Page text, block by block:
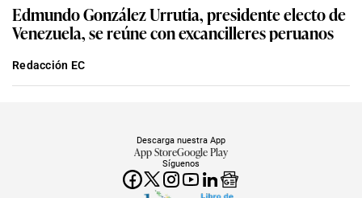
Edmundo González Urrutia, presidente electo de
Venezuela, se reúne con excancilleres peruanos
Redacción EC
Síguenos
Descarga nuestra App
App StoreGoogle Play